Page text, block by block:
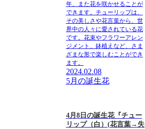
年、また花を咲かせることが
できます。チューリップは、
その美しさや花言葉から、世
界中の人々に愛されている花
です。花束やフラワーアレン
ジメント、鉢植えなど、さま
ざまな形で楽しむことができ
ます。
2024.02.08
5月の誕生花
4月8日の誕生花『チュー
リップ（白）(花言葉→失